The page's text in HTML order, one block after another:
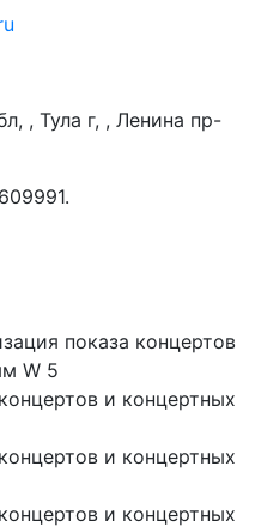
, Тула г, , Ленина пр-
.
показа концертов
W 5
и концертных
и концертных
и концертных